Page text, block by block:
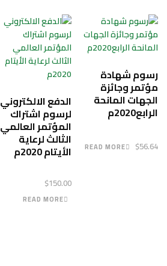
رسوم شهادة
مؤتمر وجائزة
الجهات المانحة
الرابع2020م
$56.64
READ MORE
الدفع الالكتروني
لرسوم اشتراك
المؤتمر العالمي
الثالث لرعاية
الأيتام 2020م
$150.00
READ MORE